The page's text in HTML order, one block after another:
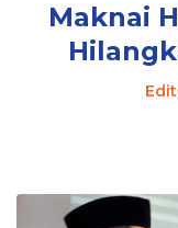
Maknai